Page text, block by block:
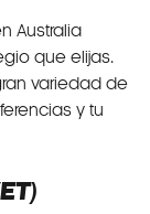
Australia
que elijas.
variedad de
y tu